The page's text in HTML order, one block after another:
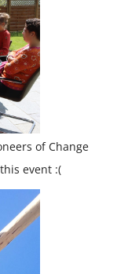
of Change
event :(